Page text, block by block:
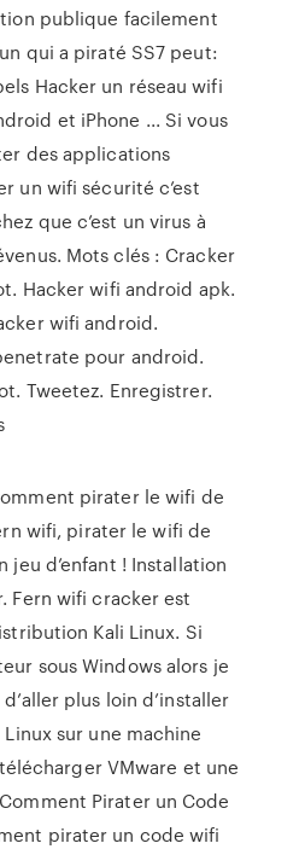
publique facilement
qui a piraté SS7 peut:
Hacker un réseau wifi
et iPhone ... Si vous
des applications
un wifi sécurité c’est
que c’est un virus à
Mots clés : Cracker
Hacker wifi android apk.
wifi android.
pour android.
Tweetez. Enregistrer.
pirater le wifi de
wifi, pirater le wifi de
jeu d’enfant ! Installation
Fern wifi cracker est
Kali Linux. Si
sous Windows alors je
plus loin d’installer
sur une machine
VMware et une
Pirater un Code
pirater un code wifi